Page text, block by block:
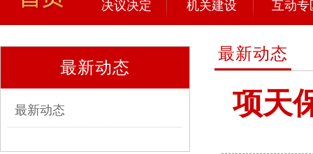
决议决定
机关建设 互动专
最新动态
最新动态
最新动态
项天